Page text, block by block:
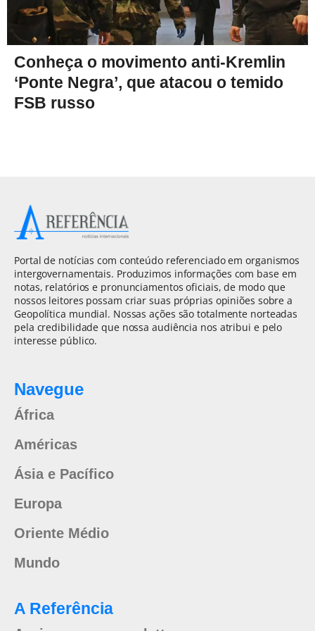
Conheça o movimento anti-Kremlin
‘Ponte Negra’, que atacou o temido
FSB russo
Portal de notícias com conteúdo referenciado em organismos
intergovernamentais. Produzimos informações com base em
notas, relatórios e pronunciamentos oficiais, de modo que
nossos leitores possam criar suas próprias opiniões sobre a
Geopolítica mundial. Nossas ações são totalmente norteadas
pela credibilidade que nossa audiência nos atribui e pelo
interesse público.
Navegue
África
Américas
Ásia e Pacífico
Europa
Oriente Médio
Mundo
A Referência